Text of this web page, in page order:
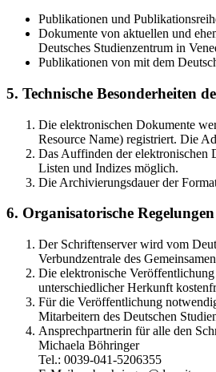
Publikationen und
Dokumente von aktuellen und
Deutsches Studienzentrum in
Publikationen von mit dem
5. Technische Besonderheiten
Die elektronischen Dokumente
Resource Name) registriert. Die
Das Auffinden der elektronischen
Listen und Indizes möglich.
Die Archivierungsdauer der
6. Organisatorische Regelungen
Der Schriftenserver wird vom
Verbundzentrale des
Die elektronische
unterschiedlicher Herkunft
Für die Veröffentlichung
Mitarbeitern des Deutschen
Ansprechpartnerin für alle den
Michaela Böhringer
Tel.: 0039-041-5206355